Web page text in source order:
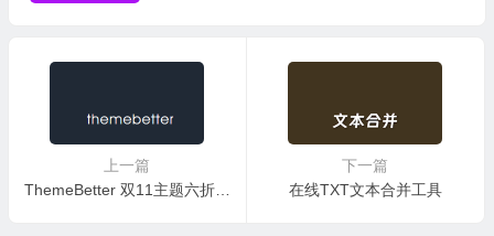
上一篇
ThemeBetter 双11主题六折促销 - 包含 DUX、YIA、MOK 等主题
下一篇
在线TXT文本合并工具